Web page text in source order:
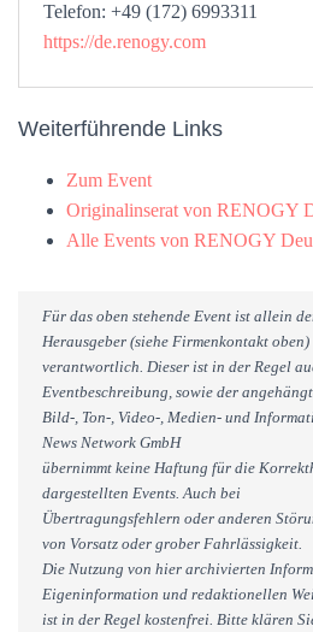
Telefon: +49 (172) 6993311
https://de.renogy.com
Weiterführende Links
Zum Event
Originalinserat von RENOGY
Alle Events von RENOGY
Für das oben stehende Event ist allein
Herausgeber (siehe Firmenkontakt oben)
verantwortlich. Dieser ist in der Regel
Eventbeschreibung, sowie der
Bild-, Ton-, Video-, Medien- und
News Network GmbH
übernimmt keine Haftung für die
dargestellten Events. Auch bei
Übertragungsfehlern oder anderen
von Vorsatz oder grober Fahrlässigkeit.
Die Nutzung von hier archivierten
Eigeninformation und redaktionellen
ist in der Regel kostenfrei. Bitte klären